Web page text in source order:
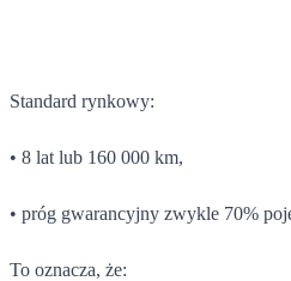
Standard rynkowy:
• 8 lat lub 160 000 km,
• próg gwarancyjny zwykle 70%
To oznacza, że: